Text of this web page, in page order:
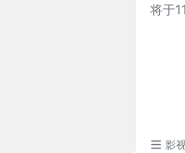
将于
影